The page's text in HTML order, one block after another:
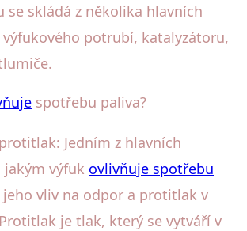
se skládá z několika hlavních
potrubí, katalyzátoru,
spotřebu paliva?
Jedním z hlavních
jakým výfuk ovlivňuje spotřebu
jeho vliv na odpor a protitlak v
je tlak, který se vytváří v